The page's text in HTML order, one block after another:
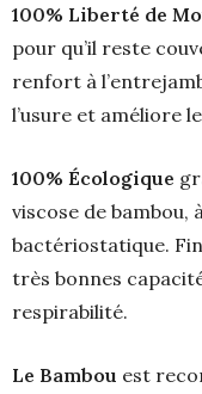
100% Liberté de
pour qu’il reste
renfort à
l’usure et améliore
100% Écologique
viscose de
bactériostatique.
très bonnes
respirabilité.
Le Bambou est